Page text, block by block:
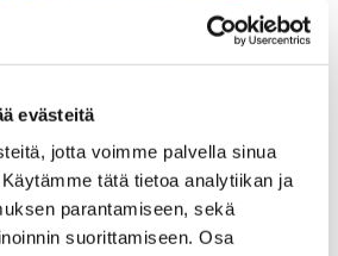
evästeitä
jotta voimme palvella sinua
tätä tietoa analytiikan ja
parantamiseen, sekä
suorittamiseen. Osa